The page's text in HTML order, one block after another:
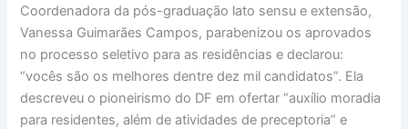
Coordenadora da pós-graduação lato sensu e extensão,
Vanessa Guimarães Campos, parabenizou os aprovados
no processo seletivo para as residências e declarou:
“vocês são os melhores dentre dez mil candidatos”. Ela
descreveu o pioneirismo do DF em ofertar “auxílio moradia
para residentes, além de atividades de preceptoria” e